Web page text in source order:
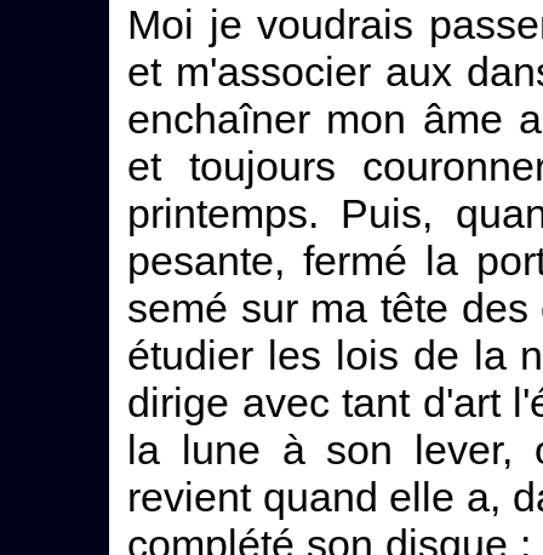
Moi je voudrais
et m'associer aux
enchaîner mon âme
et toujours
printemps. Puis,
pesante, fermé la
semé sur ma tête
étudier les lois de la
dirige avec tant d'art
la lune à son lever,
revient quand elle a,
complété son disque